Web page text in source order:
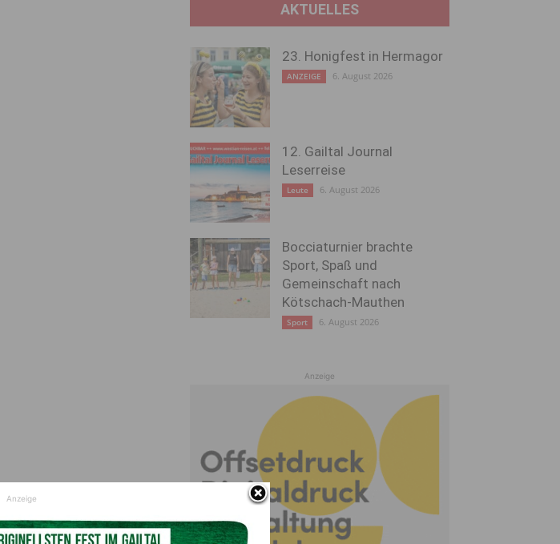
AKTUELLES
23. Honigfest in Hermagor
ANZEIGE 6. August 2026
12. Gailtal Journal
Leserreise
Leute 6. August 2026
Bocciaturnier brachte
Sport, Spaß und
Gemeinschaft nach
Kötschach-Mauthen
Sport 6. August 2026
Anzeige
Anzeige